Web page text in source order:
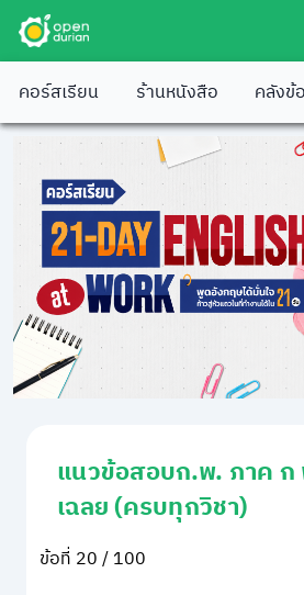
คอร์สเรียน ร้านหนังสือ คลังข้
แนวข้อสอบก.พ. ภาค ก
เฉลย (ครบทุกวิชา)
ข้อที่ 20 / 100